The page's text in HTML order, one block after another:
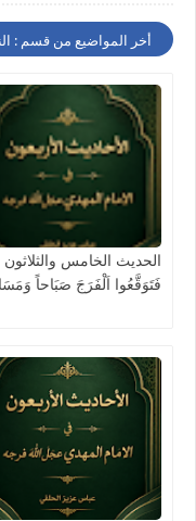
أخر المواضيع من قسم :
الحديث الخامس والثلاثون
فَتَوَقَّعُوا اَلْفَرَجَ صَبَاحاً